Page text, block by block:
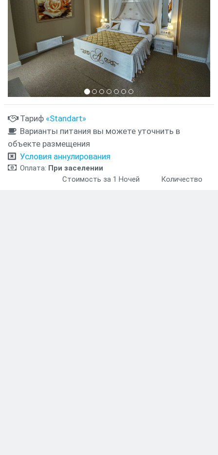
Тариф «Standart»
Варианты питания вы можете уточнить в
объекте размещения
Условия аннулирования
Оплата: При заселении
Стоимость за 1 Ночей
Количество